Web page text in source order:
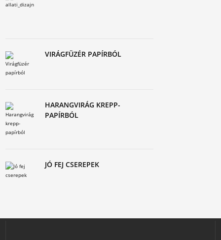
VIRÁGFÜZÉR PAPÍRBÓL
HARANGVIRÁG KREPP-
PAPÍRBÓL
JÓ FEJ CSEREPEK